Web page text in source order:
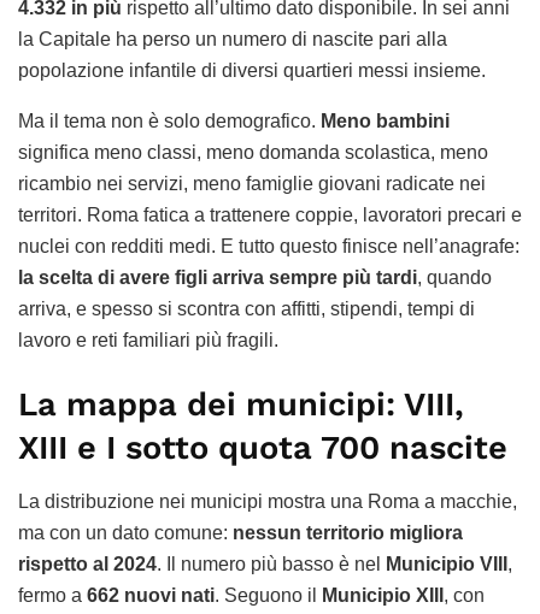
4.332 in più rispetto all’ultimo dato disponibile. In sei anni
la Capitale ha perso un numero di nascite pari alla
popolazione infantile di diversi quartieri messi insieme.
Ma il tema non è solo demografico. Meno bambini
significa meno classi, meno domanda scolastica, meno
ricambio nei servizi, meno famiglie giovani radicate nei
territori. Roma fatica a trattenere coppie, lavoratori precari e
nuclei con redditi medi. E tutto questo finisce nell’anagrafe:
la scelta di avere figli arriva sempre più tardi, quando
arriva, e spesso si scontra con affitti, stipendi, tempi di
lavoro e reti familiari più fragili.
La mappa dei municipi: VIII,
XIII e I sotto quota 700 nascite
La distribuzione nei municipi mostra una Roma a macchie,
ma con un dato comune: nessun territorio migliora
rispetto al 2024. Il numero più basso è nel Municipio VIII ,
fermo a 662 nuovi nati. Seguono il Municipio XIII , con